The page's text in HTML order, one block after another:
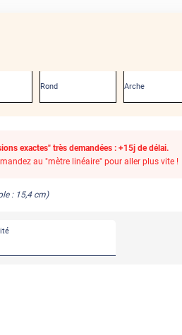
Rond Arche
exactes" très demandées : +15j de délai.
au "mètre linéaire" pour aller plus vite !
: 15,4 cm)